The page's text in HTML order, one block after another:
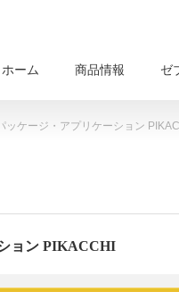
ホーム 商品情報 ゼ
ッケージ・アプリケーション
ョン PIKACCHI